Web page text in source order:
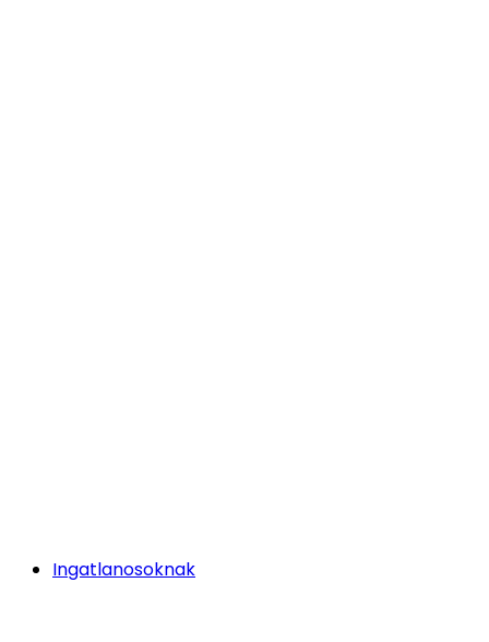
Ingatlanosoknak